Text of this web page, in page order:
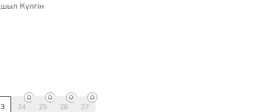
Күлгін
24 25 26 27